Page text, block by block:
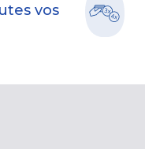
vos